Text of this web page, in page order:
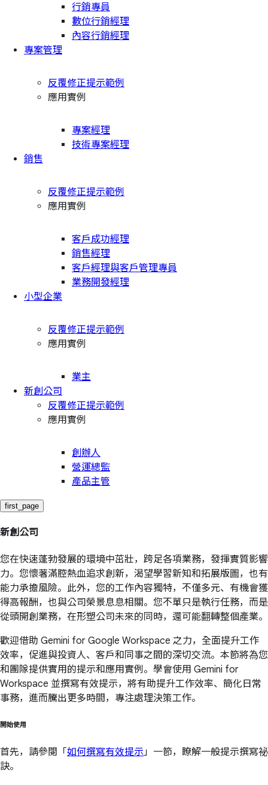
行銷專員
數位行銷經理
內容行銷經理
專案管理
反覆修正提示範例
應用實例
專案經理
技術專案經理
銷售
反覆修正提示範例
應用實例
客戶成功經理
銷售經理
客戶經理與客戶管理專員
業務開發經理
小型企業
反覆修正提示範例
應用實例
業主
新創公司
反覆修正提示範例
應用實例
創辦人
營運總監
產品主管
first_page
新創公司
您在快速蓬勃發展的環境中茁壯，跨足各項業務，發揮實質影響
力。您懷著滿腔熱血追求創新，渴望學習新知和拓展版圖，也有
能力承擔風險。此外，您的工作內容獨特，不僅多元、有機會獲
得高報酬，也與公司榮景息息相關。您不單只是執行任務，而是
從頭開創業務，在形塑公司未來的同時，還可能翻轉整個產業。
歡迎借助 Gemini for Google Workspace 之力，全面提升工作
效率，促進與投資人、客戶和同事之間的深切交流。本節將為您
和團隊提供實用的提示和應用實例。學會使用 Gemini for
Workspace 並撰寫有效提示，將有助提升工作效率、簡化日常
事務，進而騰出更多時間，專注處理決策工作。
開始使用
首先，請參閱「 如何撰寫有效提示」一節，瞭解一般提示撰寫祕
訣。